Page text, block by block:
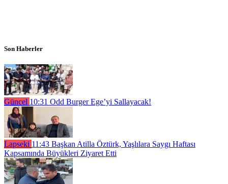
Son Haberler
Güncel 10:31 Odd Burger Ege’yi Sallayacak!
Lapseki 11:43 Başkan Atilla Öztürk, Yaşlılara Saygı Haftası
Kapsamında Büyükleri Ziyaret Etti